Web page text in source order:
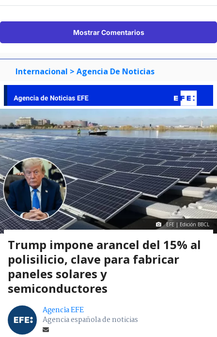
Mostrar Comentarios
Internacional > Agencia De Noticias
EFE | Edición BBCL
Trump impone arancel del 15% al
polisilicio, clave para fabricar
paneles solares y
semiconductores
Agencia EFE
Agencia española de noticias